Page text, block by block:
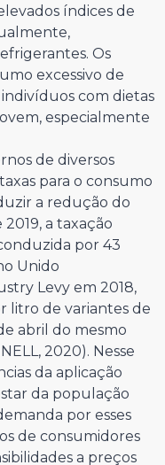
índices de
Os
excessivo de
com dietas
especialmente
de diversos
para o consumo
a redução do
a taxação
por 43
Unido
Levy em 2018,
litro de variantes de
abril do mesmo
2020). Nesse
da aplicação
da população
por esses
de consumidores
a preços